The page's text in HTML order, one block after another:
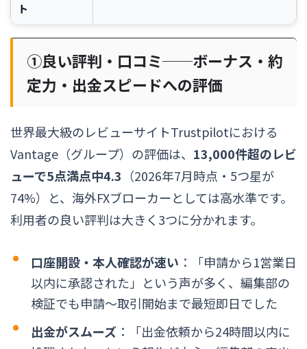
ト
①良い評判・口コミ──ボーナス・約
定力・出金スピードへの評価
世界最大級のレビューサイトTrustpilotにおける
Vantage（グループ）の評価は、 13,000件超のレビ
ューで5点満点中4.3 （2026年7月時点・5つ星が
74%）と、海外FXブローカーとしては高水準です。
利用者の良い評判は大きく3つに分かれます。
口座開設・本人確認が速い ：「申請から1営業日
以内に承認された」という声が多く、編集部の
検証でも申請〜取引開始まで最短即日でした
出金がスムーズ ：「出金依頼から24時間以内に